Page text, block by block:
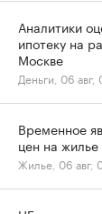
Аналитики
ипотеку на
Москве
Деньги, 06
Временное
цен на
Жилье, 06 авг,